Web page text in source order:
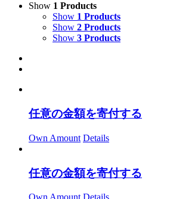
Show 1 Products
Show 1 Products
Show 2 Products
Show 3 Products
任意の金額を寄付する
Own Amount Details
任意の金額を寄付する